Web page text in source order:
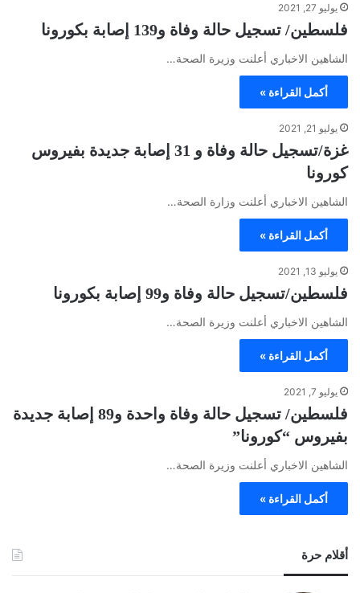
يوليو 27, 2021
فلسطين/ تسجيل حالة وفاة و139 إصابة بكورونا
الشاهين الاخباري أعلنت وزيرة الصحة…
أكمل القراءة »
يوليو 21, 2021
غزة/تسجيل حالة وفاة و 31 إصابة جديدة بفيروس
كورونا
الشاهين الاخباري أعلنت وزارة الصحة…
أكمل القراءة »
يوليو 13, 2021
فلسطين/تسجيل حالة وفاة و99 إصابة بكورونا
الشاهين الاخباري أعلنت وزيرة الصحة…
أكمل القراءة »
يوليو 7, 2021
فلسطين/ تسجيل حالة وفاة واحدة و89 إصابة جديدة
بفيروس “كورونا”
الشاهين الاخباري أعلنت وزيرة الصحة…
أكمل القراءة »
أقلام حرة